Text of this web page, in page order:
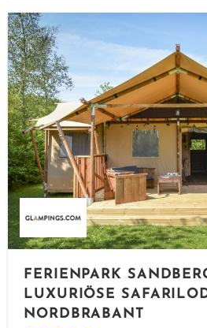
FERIENPARK
LUXURIÖSE
NORDBRABANT